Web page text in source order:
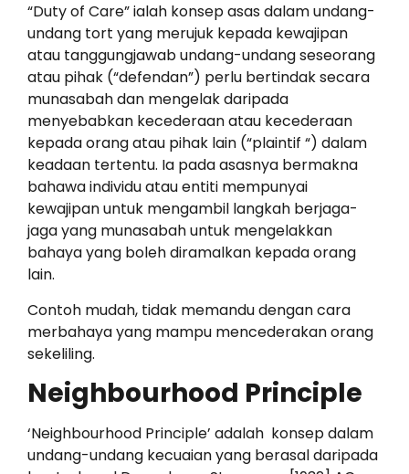
“Duty of Care” ialah konsep asas dalam undang-
undang tort yang merujuk kepada kewajipan
atau tanggungjawab undang-undang seseorang
atau pihak (“defendan”) perlu bertindak secara
munasabah dan mengelak daripada
menyebabkan kecederaan atau kecederaan
kepada orang atau pihak lain (“plaintif “) dalam
keadaan tertentu. Ia pada asasnya bermakna
bahawa individu atau entiti mempunyai
kewajipan untuk mengambil langkah berjaga-
jaga yang munasabah untuk mengelakkan
bahaya yang boleh diramalkan kepada orang
lain.
Contoh mudah, tidak memandu dengan cara
merbahaya yang mampu mencederakan orang
sekeliling.
Neighbourhood Principle
‘Neighbourhood Principle’ adalah konsep dalam
undang-undang kecuaian yang berasal daripada